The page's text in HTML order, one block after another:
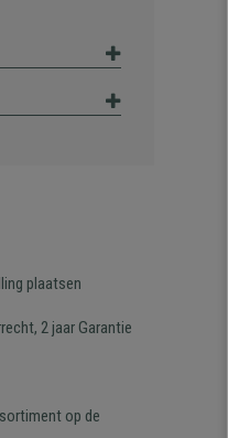
plaatsen
2 jaar Garantie
op de